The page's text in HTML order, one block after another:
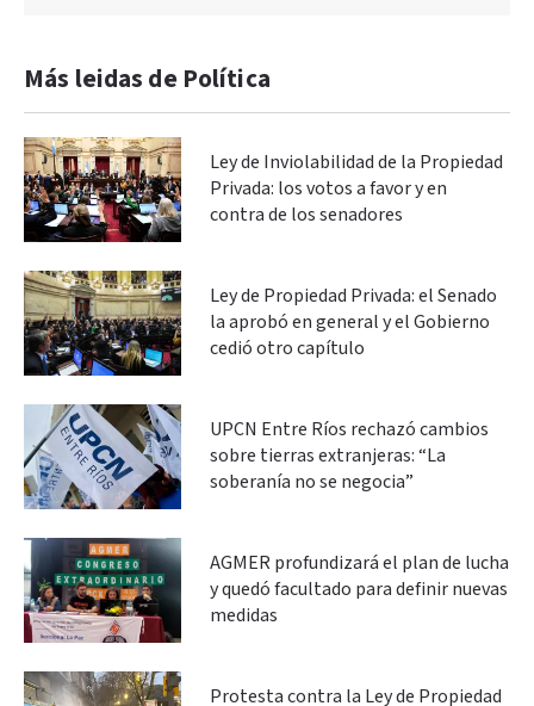
Más leidas de Política
Ley de Inviolabilidad de la Propiedad
Privada: los votos a favor y en
contra de los senadores
Ley de Propiedad Privada: el Senado
la aprobó en general y el Gobierno
cedió otro capítulo
UPCN Entre Ríos rechazó cambios
sobre tierras extranjeras: “La
soberanía no se negocia”
AGMER profundizará el plan de lucha
y quedó facultado para definir nuevas
medidas
Protesta contra la Ley de Propiedad